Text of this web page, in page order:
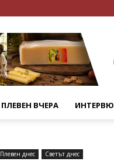
ПЛЕВЕН ВЧЕРА ИНТЕРВЮ
Плевен днес Светът днес